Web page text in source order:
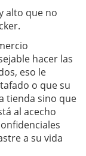
alto que no
hacer las
eso le
o que su
tienda sino que
al acecho
a su vida